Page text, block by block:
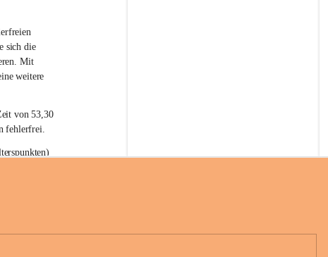
sich die
Mit
weitere
von 53,30
fehlerfrei.